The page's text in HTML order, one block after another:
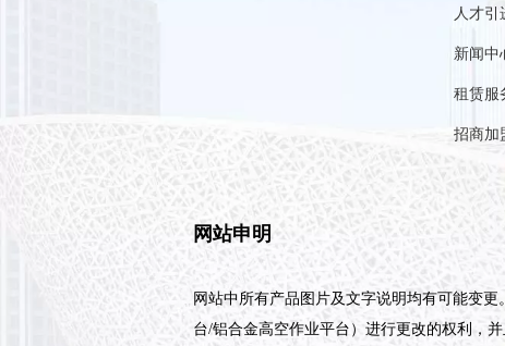
人才引
新闻中
租赁服
招商加
网站申明
网站中所有产品图片及文字说明均有可能变
台/铝合金高空作业平台）进行更改的权利，